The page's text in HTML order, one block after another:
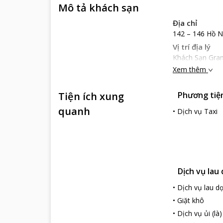
Mô tả khách sạn
Địa chỉ
142 – 146 Hồ
Vị trí địa lý
Khách Sạn
Quốc tế Đà
Khách Sạn
chiêm
đơn, phòng
Với những
hảo cho
cafe, hoa
Ngoài ra
tiệc (phụ phí) ,
Tất cả làm
Xem thêm
Tiện ích xung
quanh
Phương
• Dịch vụ Taxi
Dịch vụ lau
• Dịch vụ lau
• Giặt khô
• Dịch vụ ủi (là)